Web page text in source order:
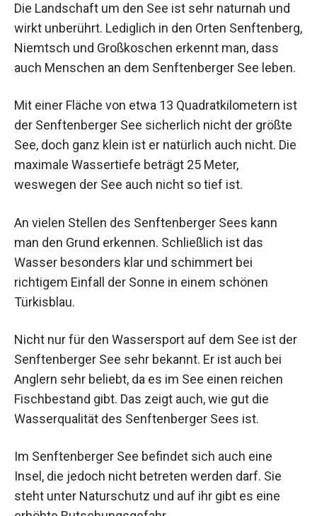
Die Landschaft um den See ist sehr naturnah und
wirkt unberührt. Lediglich in den Orten Senftenberg,
Niemtsch und Großkoschen erkennt man, dass
auch Menschen an dem Senftenberger See leben.
Mit einer Fläche von etwa 13 Quadratkilometern ist
der Senftenberger See sicherlich nicht der größte
See, doch ganz klein ist er natürlich auch nicht. Die
maximale Wassertiefe beträgt 25 Meter,
weswegen der See auch nicht so tief ist.
An vielen Stellen des Senftenberger Sees kann
man den Grund erkennen. Schließlich ist das
Wasser besonders klar und schimmert bei
richtigem Einfall der Sonne in einem schönen
Türkisblau.
Nicht nur für den Wassersport auf dem See ist der
Senftenberger See sehr bekannt. Er ist auch bei
Anglern sehr beliebt, da es im See einen reichen
Fischbestand gibt. Das zeigt auch, wie gut die
Wasserqualität des Senftenberger Sees ist.
Im Senftenberger See befindet sich auch eine
Insel, die jedoch nicht betreten werden darf. Sie
steht unter Naturschutz und auf ihr gibt es eine